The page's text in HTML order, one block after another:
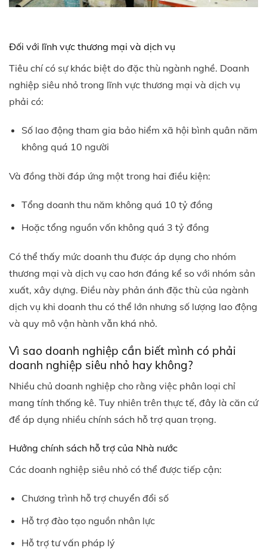
Đối với lĩnh vực thương mại và dịch vụ
Tiêu chí có sự khác biệt do đặc thù ngành nghề. Doanh
nghiệp siêu nhỏ trong lĩnh vực thương mại và dịch vụ
phải có:
Số lao động tham gia bảo hiểm xã hội bình quân năm
không quá 10 người
Và đồng thời đáp ứng một trong hai điều kiện:
Tổng doanh thu năm không quá 10 tỷ đồng
Hoặc tổng nguồn vốn không quá 3 tỷ đồng
Có thể thấy mức doanh thu được áp dụng cho nhóm
thương mại và dịch vụ cao hơn đáng kể so với nhóm sản
xuất, xây dựng. Điều này phản ánh đặc thù của ngành
dịch vụ khi doanh thu có thể lớn nhưng số lượng lao động
và quy mô vận hành vẫn khá nhỏ.
Vì sao doanh nghiệp cần biết mình có phải
doanh nghiệp siêu nhỏ hay không?
Nhiều chủ doanh nghiệp cho rằng việc phân loại chỉ
mang tính thống kê. Tuy nhiên trên thực tế, đây là căn cứ
để áp dụng nhiều chính sách hỗ trợ quan trọng.
Hưởng chính sách hỗ trợ của Nhà nước
Các doanh nghiệp siêu nhỏ có thể được tiếp cận:
Chương trình hỗ trợ chuyển đổi số
Hỗ trợ đào tạo nguồn nhân lực
Hỗ trợ tư vấn pháp lý